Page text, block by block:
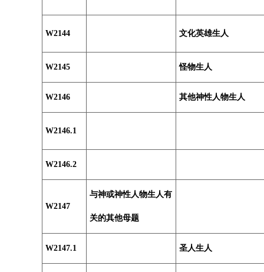
W2144 文化英雄生人
W2145 怪物生人
W2146 其他神性人物生人
W2146.1
W2146.2
W2147
与神或神性人物生人有
关的其他母题
W2147.1 圣人生人